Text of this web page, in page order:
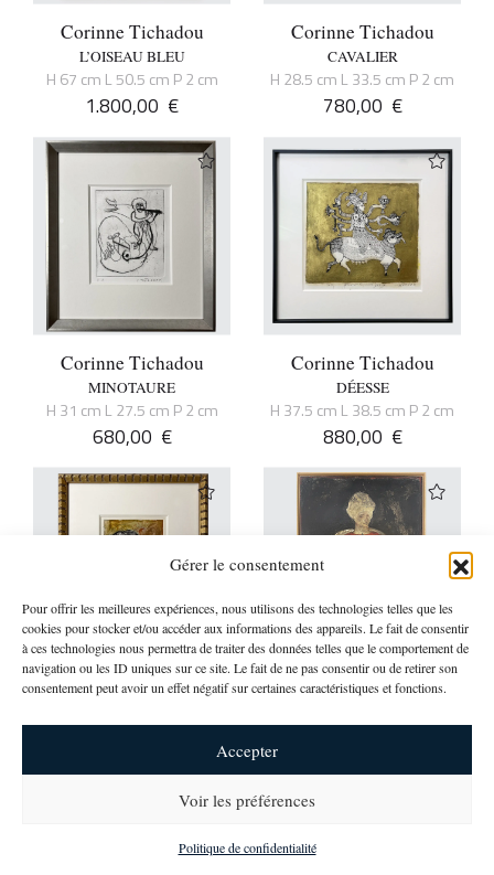
Gérer le consentement
Pour offrir les meilleures expériences, nous utilisons des technologies telles que les
cookies pour stocker et/ou accéder aux informations des appareils. Le fait de consentir
à ces technologies nous permettra de traiter des données telles que le comportement de
navigation ou les ID uniques sur ce site. Le fait de ne pas consentir ou de retirer son
consentement peut avoir un effet négatif sur certaines caractéristiques et fonctions.
Accepter
Voir les préférences
Politique de confidentialité
Corinne Tichadou
L’OISEAU BLEU
H 67 cm L 50.5 cm P 2 cm
1.800,00 €
Corinne Tichadou
CAVALIER
H 28.5 cm L 33.5 cm P 2 cm
780,00 €
Corinne Tichadou
MINOTAURE
H 31 cm L 27.5 cm P 2 cm
680,00 €
Corinne Tichadou
DÉESSE
H 37.5 cm L 38.5 cm P 2 cm
880,00 €
Corinne Tichadou Corinne Tichadou